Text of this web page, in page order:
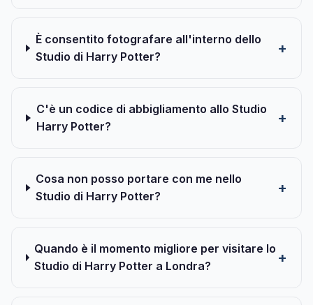
È consentito fotografare all'interno dello
Studio di Harry Potter?
C'è un codice di abbigliamento allo Studio
Harry Potter?
Cosa non posso portare con me nello
Studio di Harry Potter?
Quando è il momento migliore per visitare lo
Studio di Harry Potter a Londra?